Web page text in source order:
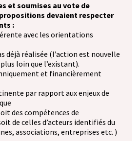
et soumises au vote de
devaient respecter
:
avec les orientations
déjà réalisée (l’action est nouvelle
loin que l’existant).
et financièrement
par rapport aux enjeux de
des compétences de
de celles d’acteurs identifiés du
associations, entreprises etc. )